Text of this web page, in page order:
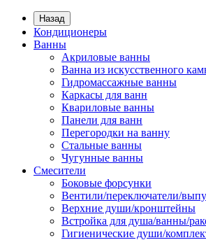
Назад
Кондиционеры
Ванны
Акриловые ванны
Ванна из искусственного
Гидромассажные ванны
Каркасы для ванн
Квариловые ванны
Панели для ванн
Перегородки на ванну
Стальные ванны
Чугунные ванны
Смесители
Боковые форсунки
Вентили/переключатели/
Верхние души/кронштейны
Встройка для душа/ванны/
Гигиенические души/